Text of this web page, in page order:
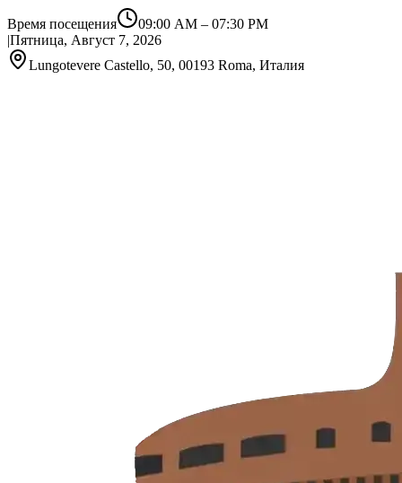
Время посещения 09:00 AM – 07:30 PM
|Пятница, Август 7, 2026
Lungotevere Castello, 50, 00193 Roma, Италия